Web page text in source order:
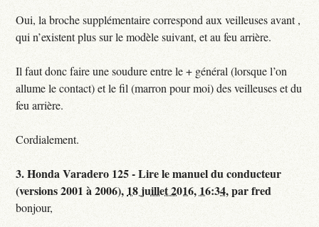
Oui, la broche supplémentaire correspond aux veilleuses avant ,
qui n’existent plus sur le modèle suivant, et au feu arrière.
Il faut donc faire une soudure entre le + général (lorsque l’on
allume le contact) et le fil (marron pour moi) des veilleuses et du
feu arrière.
Cordialement.
3.Honda Varadero 125 - Lire le manuel du conducteur
(versions 2001 à 2006), 18 juillet 2016, 16:34,parfred
bonjour,